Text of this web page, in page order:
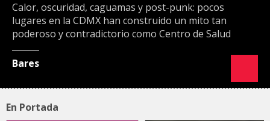
Calor, oscuridad, caguamas y post-punk: pocos
lugares en la CDMX han construido un mito tan
poderoso y contradictorio como Centro de Salud
Bares
En Portada